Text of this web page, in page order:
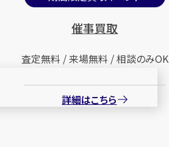
催事買取
査定無料 / 来場無料 / 相談のみOK
詳細はこちら